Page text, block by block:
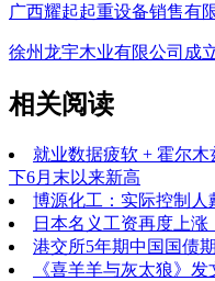
广西耀起起重设备销售有
徐州龙宇木业有限公司成
相关阅读
就业数据疲软 + 霍尔
下6月末以来新高
博源化工：实际控制人
日本名义工资再度上
港交所5年期中国国债
《喜羊羊与灰太狼》